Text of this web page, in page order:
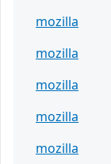
mozilla
mozilla
mozilla
mozilla
mozilla